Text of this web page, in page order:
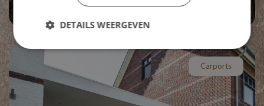
Tuinkamer Poelwijklaan Gendt
Carports
DETAILS WEERGEVEN
Prestatie Targeting Functioneel
Prestatiecookies worden gebruikt om te zien hoe
bezoekers de website gebruiken, bijv. analytische